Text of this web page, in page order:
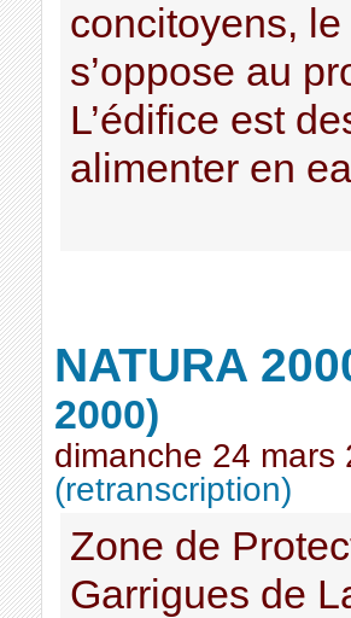
concitoyens,
s’oppose au
L’édifice est
alimenter en
NATURA
2000)
dimanche 24 mars
(retranscription)
Zone de
Garrigues de